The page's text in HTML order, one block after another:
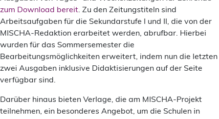
zum Download bereit. Zu den Zeitungstiteln sind
Arbeitsaufgaben für die Sekundarstufe I und II, die von der
MISCHA-Redaktion erarbeitet werden, abrufbar. Hierbei
wurden für das Sommersemester die
Bearbeitungsmöglichkeiten erweitert, indem nun die letzten
zwei Ausgaben inklusive Didaktisierungen auf der Seite
verfügbar sind.
Darüber hinaus bieten Verlage, die am MISCHA-Projekt
teilnehmen, ein besonderes Angebot, um die Schulen in